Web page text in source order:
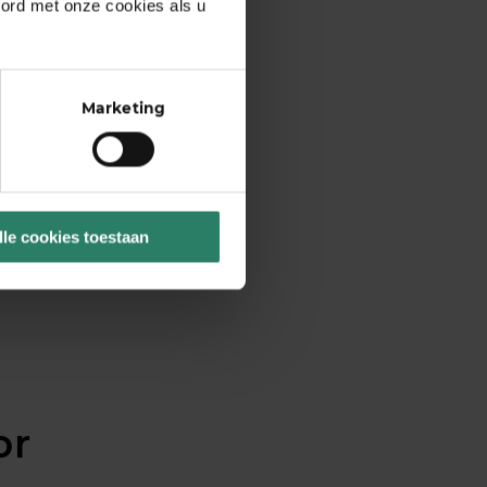
met onze cookies als u
Marketing
cookies toestaan
je nu als